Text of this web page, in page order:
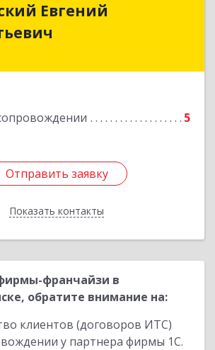
Евгений
5
Отправить заявку
Показать контакты
ИП Рязанский Евгений
Подробнее
Отправить заявку
Назад
франчайзи в
обратите внимание на:
клиентов (договоров ИТС)
у партнера фирмы 1С.